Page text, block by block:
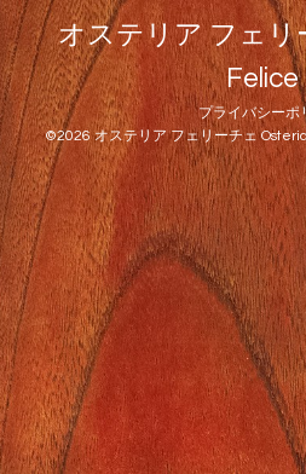
オステリア フェリ
Felice
プライバシーポ
©2026オステリア フェリーチェ